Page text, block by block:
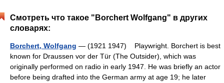
Смотреть что такое "Borchert Wolfgang" в других
словарях:
Borchert, Wolfgang — (1921 1947) Playwright. Borchert is best
known for Draussen vor der Tür (The Outsider), which was
originally performed on radio in early 1947. He was briefly an actor
before being drafted into the German army at age 19; he later